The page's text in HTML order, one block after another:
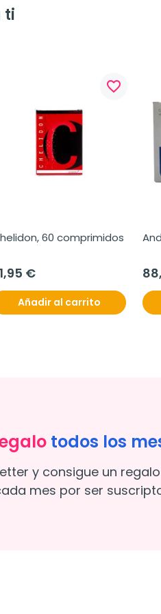
ti
favorite_border
60 comprimidos
€
Añadir al carrito
todos los
y consigue un regalo
mes por ser